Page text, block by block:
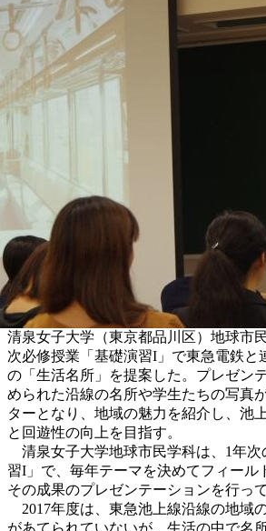
清泉女子大学（東京都品川区）地球市
次必修授業「基礎演習I」で東急電鉄と
の「生活名所」を提案した。プレゼン
められた沿線の名所や学生たちの写真
ターとなり、地域の魅力を紹介し、池
と回遊性の向上を目指す。
清泉女子大学地球市民学科は、1年次
習I」で、毎年テーマを決めてフィール
その成果のプレゼンテーションを行って
2017年度は、東急池上線沿線の地域
があてられていないが、生活の中で名